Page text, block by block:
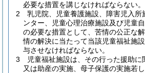
必要な措置を講じなければならない。
2
乳児院、児童養護施設、障害児入所
ンター、児童心理治療施設及び児童自
の必要な措置として、苦情の公正な
情の解決に当たって当該児童福祉施
与させなければならない。
3
児童福祉施設は、その行った援助
又は助産の実施、母子保護の実施若